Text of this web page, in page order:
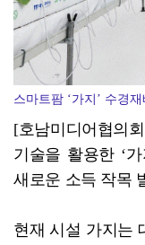
스마트팜 ‘가지’ 수경
[호남미디어협의
기술을 활용한 ‘
새로운 소득 작목
현재 시설 가지는